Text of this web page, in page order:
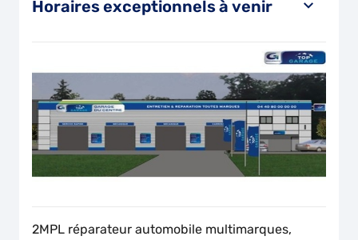
Horaires exceptionnels à venir
2MPL réparateur automobile multimarques,